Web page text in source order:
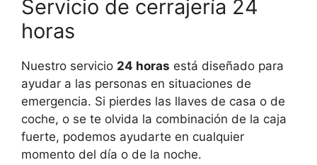
Servicio de cerrajería 24
horas
Nuestro servicio 24 horas está diseñado para
ayudar a las personas en situaciones de
emergencia. Si pierdes las llaves de casa o de
coche, o se te olvida la combinación de la caja
fuerte, podemos ayudarte en cualquier
momento del día o de la noche.